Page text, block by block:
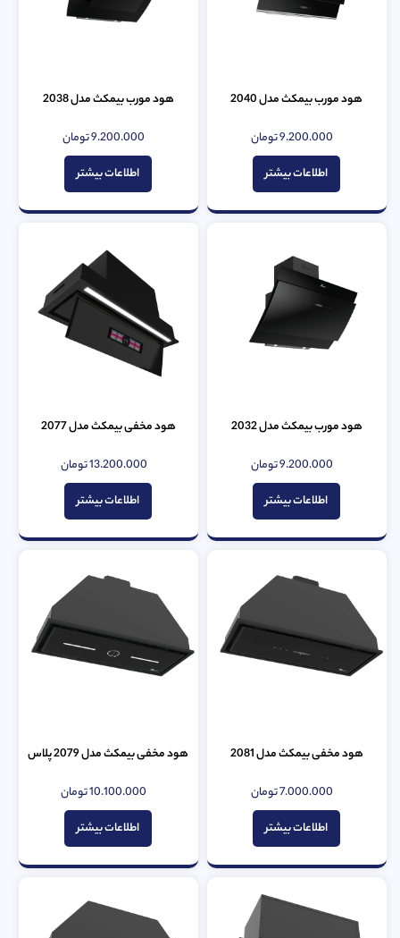
هود مورب بیمکث مدل 2040
امتیاز
0
از
5
9.200.000تومان
اطلاعات بیشتر
هود مورب بیمکث مدل 2038
امتیاز
0
از
5
9.200.000تومان
اطلاعات بیشتر
هود مورب بیمکث مدل 2032
امتیاز
0
از
5
9.200.000تومان
اطلاعات بیشتر
هود مخفی بیمکث مدل 2077
امتیاز
0
از
5
13.200.000تومان
اطلاعات بیشتر
هود مخفی بیمکث مدل 2081
امتیاز
0
از
5
7.000.000تومان
اطلاعات بیشتر
هود مخفی بیمکث مدل 2079 پلاس
امتیاز
0
از
5
10.100.000تومان
اطلاعات بیشتر